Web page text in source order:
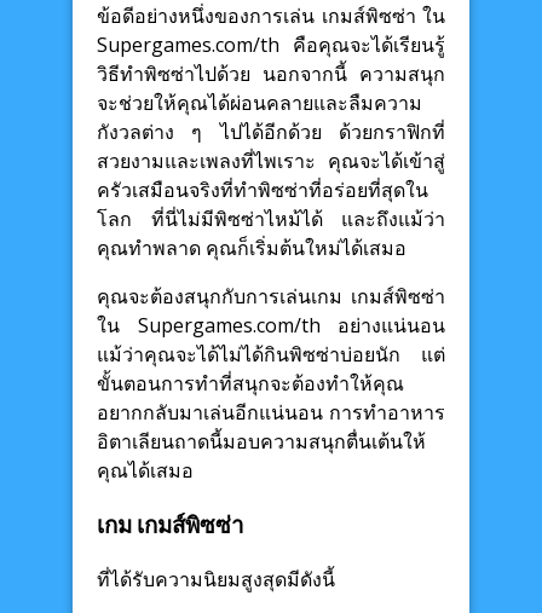
ข้อดีอย่างหนึ่งของการเล่น เกมส์พิซซ่า ใน
Supergames.com/th คือคุณจะได้เรียนรู้
วิธีทำพิซซ่าไปด้วย นอกจากนี้ ความสนุก
จะช่วยให้คุณได้ผ่อนคลายและลืมความ
กังวลต่าง ๆ ไปได้อีกด้วย ด้วยกราฟิกที่
สวยงามและเพลงที่ไพเราะ คุณจะได้เข้าสู่
ครัวเสมือนจริงที่ทำพิซซ่าที่อร่อยที่สุดใน
โลก ที่นี่ไม่มีพิซซ่าไหม้ได้ และถึงแม้ว่า
คุณทำพลาด คุณก็เริ่มต้นใหม่ได้เสมอ
คุณจะต้องสนุกกับการเล่นเกม เกมส์พิซซ่า
ใน Supergames.com/th อย่างแน่นอน
แม้ว่าคุณจะได้ไม่ได้กินพิซซ่าบ่อยนัก แต่
ขั้นตอนการทำที่สนุกจะต้องทำให้คุณ
อยากกลับมาเล่นอีกแน่นอน การทำอาหาร
อิตาเลียนถาดนี้มอบความสนุกตื่นเต้นให้
คุณได้เสมอ
เกม เกมส์พิซซ่า
ที่ได้รับความนิยมสูงสุดมีดังนี้